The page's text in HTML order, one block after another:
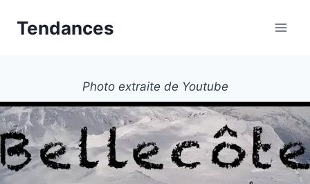
Tendances
Photo extraite de Youtube